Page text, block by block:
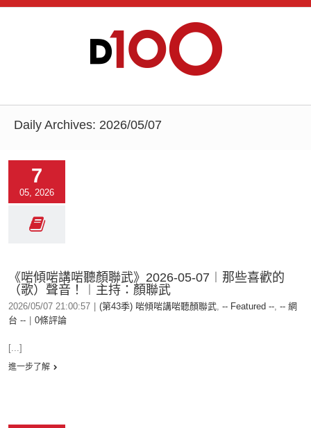
Daily Archives: 2026/05/07
7
05, 2026
《啱傾啱講啱聽顏聯武》2026-05-07︱那些喜歡的
（歌）聲音！︱主持：顏聯武
2026/05/07 21:00:57 (第43季) 啱傾啱講啱聽顏聯武, -- Featured --, -- 網
台 --
0條評論
[...]
進一步了解